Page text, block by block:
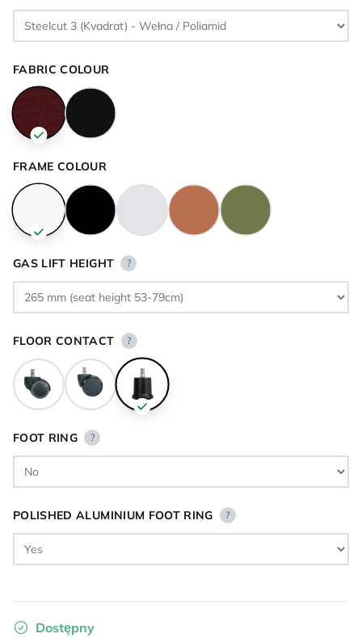
FABRIC COLOUR
FRAME COLOUR
GAS LIFT HEIGHT ?
FLOOR CONTACT ?
FOOT RING ?
POLISHED ALUMINIUM FOOT RING ?
Dostępny